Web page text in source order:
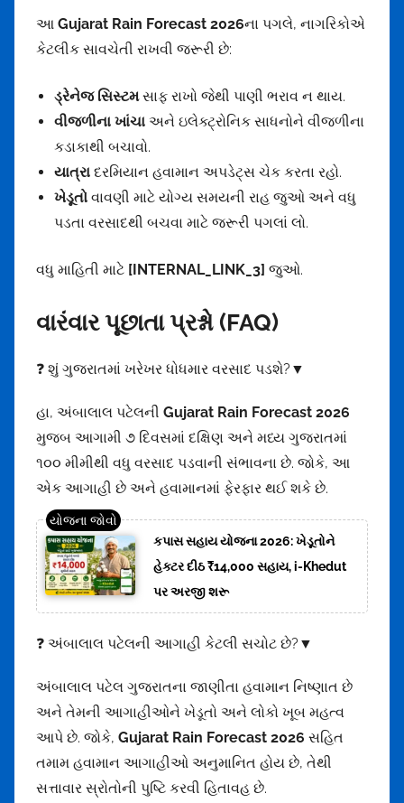
આ Gujarat Rain Forecast 2026ના પગલે, નાગરિકોએ
કેટલીક સાવચેતી રાખવી જરૂરી છે:
ડ્રેનેજ સિસ્ટમસાફ રાખો જેથી પાણી ભરાવ ન થાય.
વીજળીના ખાંચા અને ઇલેક્ટ્રોનિક સાધનોને વીજળીના
કડાકાથી બચાવો.
યાત્રા દરમિયાન હવામાન અપડેટ્સ ચેક કરતા રહો.
ખેડૂતો વાવણી માટે યોગ્ય સમયની રાહ જુઓ અને વધુ
પડતા વરસાદથી બચવા માટે જરૂરી પગલાં લો.
વધુ માહિતી માટે [INTERNAL_LINK_3] જુઓ.
વારંવાર પૂછાતા પ્રશ્નો (FAQ)
❓ શું ગુજરાતમાં ખરેખર ધોધમાર વરસાદ પડશે?▼
હા, અંબાલાલ પટેલની Gujarat Rain Forecast 2026
મુજબ આગામી ૭ દિવસમાં દક્ષિણ અને મધ્ય ગુજરાતમાં
૧૦૦ મીમીથી વધુ વરસાદ પડવાની સંભાવના છે. જોકે, આ
એક આગાહી છે અને હવામાનમાં ફેરફાર થઈ શકે છે.
કપાસ સહાય યોજના 2026: ખેડૂતોને
હેક્ટર દીઠ ₹14,000 સહાય, i-Khedut
પર અરજી શરૂ
❓ અંબાલાલ પટેલની આગાહી કેટલી સચોટ છે?▼
અંબાલાલ પટેલ ગુજરાતના જાણીતા હવામાન નિષ્ણાત છે
અને તેમની આગાહીઓને ખેડૂતો અને લોકો ખૂબ મહત્વ
આપે છે. જોકે, Gujarat Rain Forecast 2026 સહિત
તમામ હવામાન આગાહીઓ અનુમાનિત હોય છે, તેથી
સત્તાવાર સ્રોતોની પુષ્ટિ કરવી હિતાવહ છે.